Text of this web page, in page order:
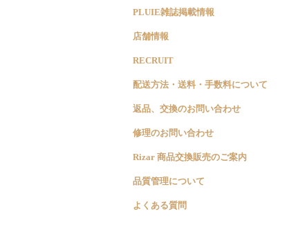
PLUIE雑誌掲載情報
店舗情報
RECRUIT
配送方法・送料・手数料について
返品、交換のお問い合わせ
修理のお問い合わせ
Rizar 商品交換販売のご案内
品質管理について
よくある質問